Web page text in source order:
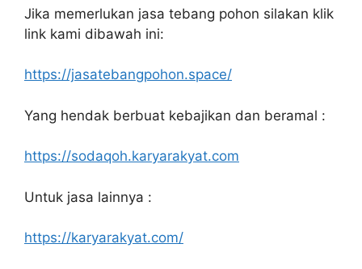
Jika memerlukan jasa tebang pohon silakan klik
link kami dibawah ini:
https://jasatebangpohon.space/
Yang hendak berbuat kebajikan dan beramal :
https://sodaqoh.karyarakyat.com
Untuk jasa lainnya :
https://karyarakyat.com/